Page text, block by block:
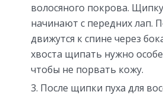
волосяного покрова.
начинают с передних лап.
движутся к спине через
хвоста щипать нужно
чтобы не порвать кожу.
После щипки пуха для